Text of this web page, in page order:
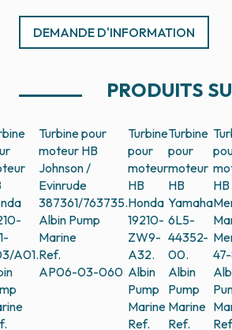
DEMANDE D'INFORMATION
PRODUITS
A01.
Turbine pour
moteur HB
Johnson /
Evinrude
387361/763735.
Albin Pump
Marine
Ref.
AP06-03-060
Turbine
pour
moteur
HB
Honda
19210-
ZW9-
A32.
Albin
Pump
Marine
Ref.
Turbine
pour
moteur
HB
Yamaha
6L5-
44352-
00.
Albin
Pump
Marine
Ref.
HB